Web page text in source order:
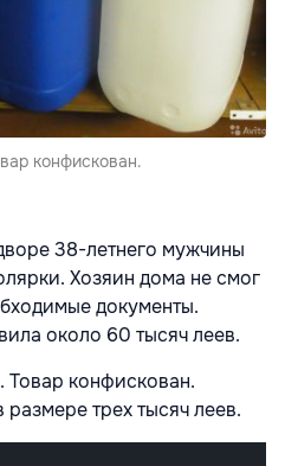
конфискован.
38-летнего мужчины
Хозяин дома не смог
документы.
около 60 тысяч леев.
Товар конфискован.
трех тысяч леев.